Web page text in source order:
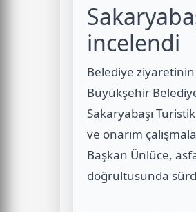
incelendi
Belediye
Büyükşehir
Sakaryabaşı
ve onarım
Başkan Ünlüce,
doğrultusunda